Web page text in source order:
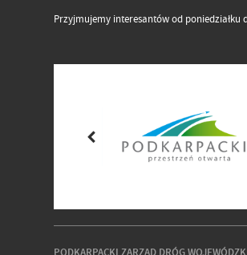
Przyjmujemy interesantów od poniedziałku